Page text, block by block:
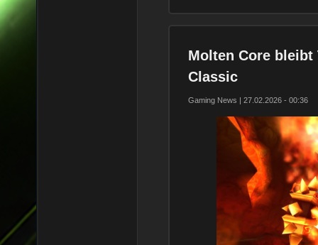
Molten Core
Classic
Gaming News | 27.02.2026 - 00:36